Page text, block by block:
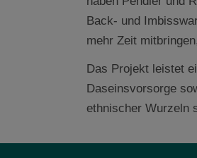
Back- und
mehr Zeit
Das Projekt leistet
Daseinsvorsorge
ethnischer Wurzeln